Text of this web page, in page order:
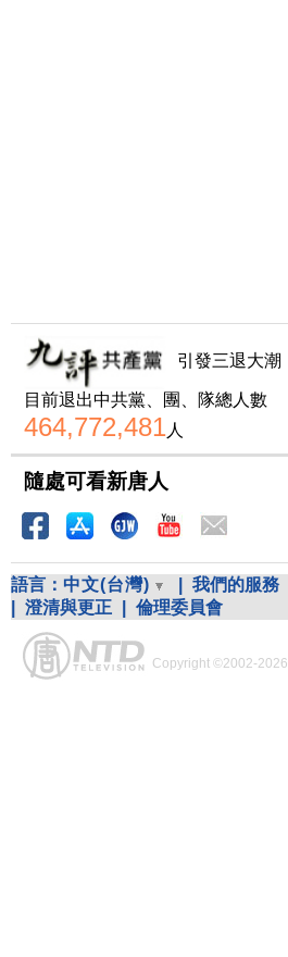
引發三退大潮
目前退出中共黨、團、隊總人數
464,772,481人
隨處可看新唐人
語言： 中文(台灣) 我們的服務
澄清與更正 倫理委員會
Copyright ©2002-2026